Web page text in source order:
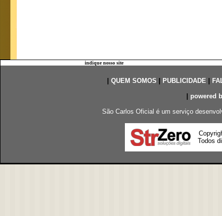
indique nosso site
QUEM SOMOS PUBLICIDADE|
powered
São Carlos Oficial é um serviço
Todos